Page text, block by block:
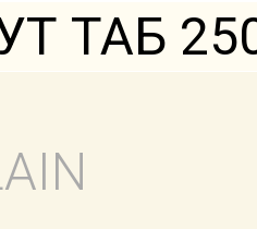
ТАБ